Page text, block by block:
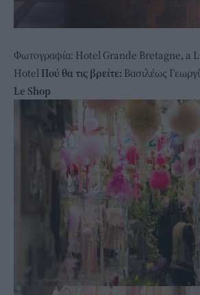
Φωτογραφία: Hotel Grande Bretagne, a
Hotel Πού θα τις βρείτε: Βασιλέως
Le Shop